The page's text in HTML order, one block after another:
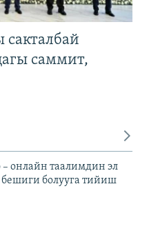
саммит,
– онлайн таалимдин эл
болууга тийиш